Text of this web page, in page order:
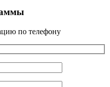
по телефону